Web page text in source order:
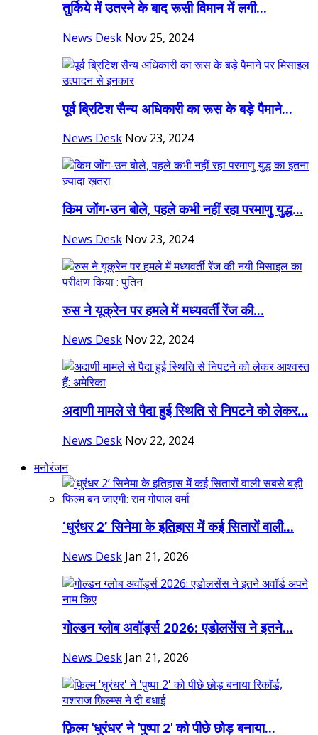
तुर्किये में उतरने के बाद रूसी विमान में लगी...
News Desk Nov 25, 2024
पूर्व ब्रिटिश सैन्य अधिकारी का रूस के बड़े पैमाने...
News Desk Nov 23, 2024
किम जोंग-उन बोले, पहले कभी नहीं रहा परमाणु युद्ध...
News Desk Nov 23, 2024
रुस ने यूक्रेन पर हमले में मध्यवर्ती रेंज की...
News Desk Nov 22, 2024
अदाणी मामले से पैदा हुई स्थिति से निपटने को लेकर...
News Desk Nov 22, 2024
मनोरंजन
‘धुरंधर 2’ सिनेमा के इतिहास में कई सितारों वाली...
News Desk Jan 21, 2026
गोल्डन ग्लोब अवॉर्ड्स 2026: एडोलसेंस ने इतने...
News Desk Jan 21, 2026
फ़िल्म 'धुरंधर' ने 'पुष्पा 2' को पीछे छोड़ बनाया...